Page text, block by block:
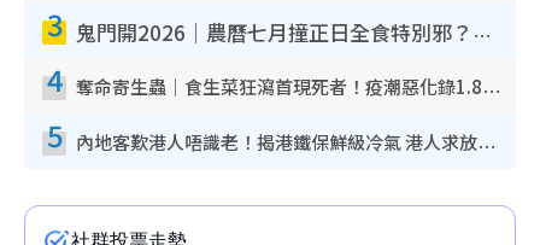
3 鬼門開2026｜農曆七月撞正日全食特別邪？專家警告切忌做一事！揭4大禁忌+2招保平安
4 奪命寄生蟲｜食生菜狂瀉首現死者！疫潮惡化錄1.8萬宗病例 揭洗菜3大謬誤
5 內地客歎港人唔識老！揭港鐵保鮮級冷氣 港人求放過：咪投訴